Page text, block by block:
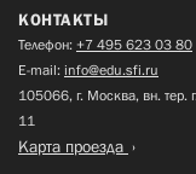
КОНТАКТЫ
Телефон: +7 495 623 03 80
E-mail: info@edu.sfi.ru
105066, г. Москва, вн. тер.
11
Карта проезда